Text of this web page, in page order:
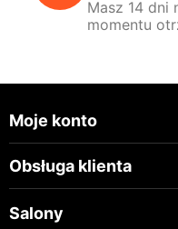
Masz 14 dni
momentu
Moje konto
Obsługa klienta
Salony